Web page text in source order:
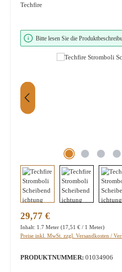
Techfire
Bildergalerie überspringen
Bitte lesen Sie die
Regulärer Preis:
29,77 €
Inhalt: 1.7 Meter (17,51 € / 1 Meter)
Preise inkl. MwSt. zzgl. Versandkosten /
PRODUKTNUMMER: 01034906